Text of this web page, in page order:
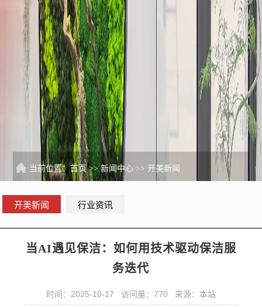
当前位置：首页>>新闻中心 >>开美新闻
开美新闻 行业资讯
当AI遇见保洁：如何用技术驱动保洁服
务迭代
时间：2025-10-17 访问量：770 来源：本站